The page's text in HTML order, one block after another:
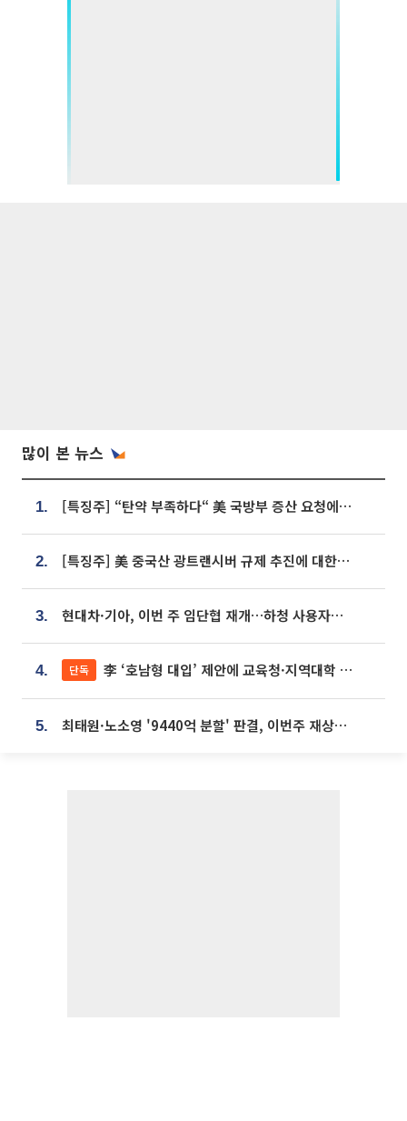
많이 본 뉴스
1. [특징주] “탄약 부족하다“ 美 국방부 증산 요청에⋯국내 방산주 급등세
2. [특징주] 美 중국산 광트랜시버 규제 추진에 대한광통신 등 광통신株 강세
3. 현대차·기아, 이번 주 임단협 재개…하청 사용자성 재심도 ‘변수’
4. 단독 李 ‘호남형 대입’ 제안에 교육청·지역대학 서·논술형 입시 연계 '착수'
5. 최태원·노소영 '9440억 분할' 판결, 이번주 재상고 여부 주목